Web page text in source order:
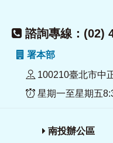
諮詢專線：(02)
署本部
100210臺北市中
星期一至星期五
南投辦公區